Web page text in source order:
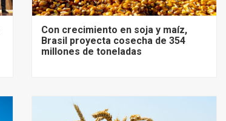
Con crecimiento en soja y maíz,
Brasil proyecta cosecha de 354
millones de toneladas